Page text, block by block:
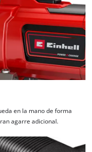
en la mano de forma
agarre adicional.